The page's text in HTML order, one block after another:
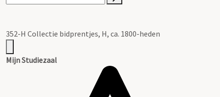
352-H Collectie bidprentjes, H, ca. 1800-heden
Mijn Studiezaal